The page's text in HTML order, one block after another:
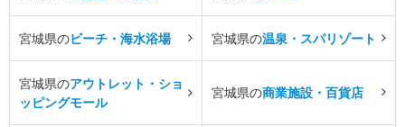
宮城県のビーチ・海水浴場 宮城県の温泉・スパリゾート
宮城県のアウトレット・ショ
ッピングモール
宮城県の商業施設・百貨店